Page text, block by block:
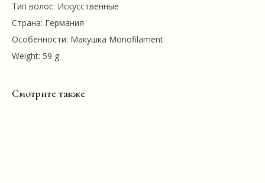
Тип волос: Искусственные
Страна: Германия
Особенности: Макушка Monofilament
Weight: 59 g
Смотрите также